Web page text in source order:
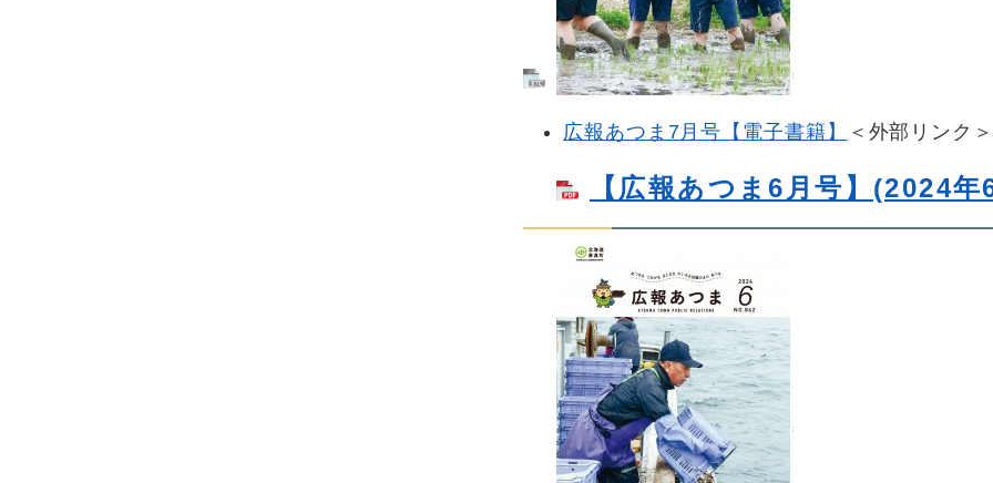
広報あつま7月号【電子書籍】 ＜外部リンク＞
【広報あつま6月号】(2024年